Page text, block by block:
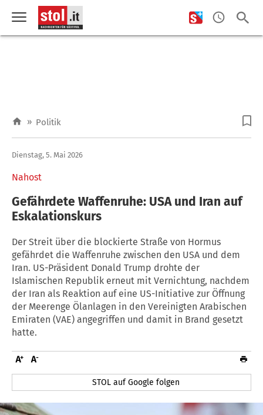
» Politik
Nahost
Dienstag, 5. Mai 2026
Gefährdete Waffenruhe: USA und Iran auf
Eskalationskurs
Der Streit über die blockierte Straße von Hormus
gefährdet die Waffenruhe zwischen den USA und dem
Iran. US-Präsident Donald Trump drohte der
Islamischen Republik erneut mit Vernichtung, nachdem
der Iran als Reaktion auf eine US-Initiative zur Öffnung
der Meerenge Ölanlagen in den Vereinigten Arabischen
Emiraten (VAE) angegriffen und damit in Brand gesetzt
hatte.
STOL auf Google folgen